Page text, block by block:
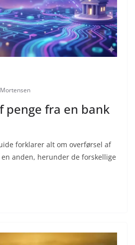
penge fra en bank
forklarer alt om overførsel af
anden, herunder de forskellige